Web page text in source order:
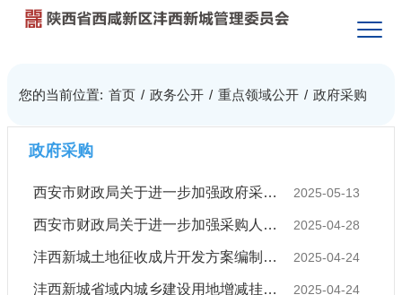
您的当前位置: 首页 / 政务公开 / 重点领域公开 / 政府采购
政府采购
2025-05-13
西安市财政局关于进一步加强政府采购评审专家监督管理工作的通知
2025-04-28
西安市财政局关于进一步加强采购人代表参加项目评审工作管理的通知
2025-04-24
沣西新城土地征收成片开发方案编制中标（成交）结果公告
2025-04-24
沣西新城省域内城乡建设用地增减挂钩项目建新留用区实施方案编制中标（成交）结果公告